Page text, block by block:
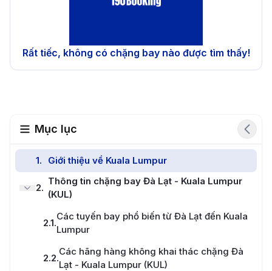
Rất tiếc, không có chặng bay nào được tìm thấy!
Mục lục
1. Giới thiệu về Kuala Lumpur
2.
Thông tin chặng bay Đà Lạt - Kuala Lumpur
(KUL)
2.1.
Các tuyến bay phổ biến từ Đà Lạt đến Kuala
Lumpur
2.2.
Các hãng hàng không khai thác chặng Đà
Lạt - Kuala Lumpur (KUL)